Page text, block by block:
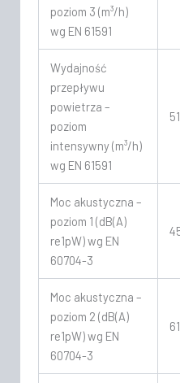
poziom 3 (m³/h)
wg EN 61591
Wydajność
przepływu
powietrza –
poziom
intensywny (m³/h)
wg EN 61591
Moc akustyczna –
poziom 1 (dB(A)
re1pW) wg EN
60704-3
Moc akustyczna –
poziom 2 (dB(A)
re1pW) wg EN
60704-3
61